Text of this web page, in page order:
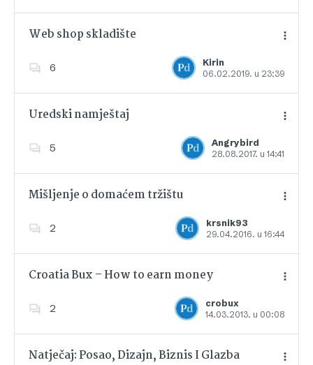
Web shop skladište
6
Kirin
06.02.2019. u 23:39
Dodajte u favorite
Uredski namještaj
5
Angrybird
28.08.2017. u 14:41
Dodajte u favorite
Mišljenje o domaćem tržištu
2
krsnik93
29.04.2016. u 16:44
Dodajte u favorite
Croatia Bux – How to earn money
2
crobux
14.03.2013. u 00:08
Dodajte u favorite
Natječaj: Posao, Dizajn, Biznis I Glazba